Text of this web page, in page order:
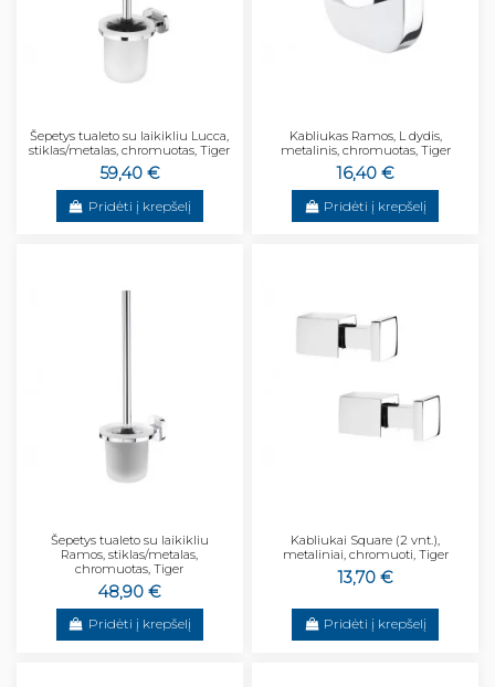
Šepetys tualeto su laikikliu Lucca,
stiklas/metalas, chromuotas, Tiger
59,40 €
Pridėti į krepšelį
Kabliukas Ramos, L dydis,
metalinis, chromuotas, Tiger
16,40 €
Pridėti į krepšelį
Šepetys tualeto su laikikliu
Ramos, stiklas/metalas,
chromuotas, Tiger
48,90 €
Pridėti į krepšelį
Kabliukai Square (2 vnt.),
metaliniai, chromuoti, Tiger
13,70 €
Pridėti į krepšelį